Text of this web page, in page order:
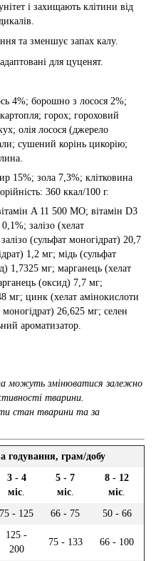
і захищають клітини від
та зменшує запах калу.
для цуценят.
4%; борошно з лосося 2%;
горох; гороховий
олія лосося (джерело
сушений корінь цикорію;
15%; зола 7,3%; клітковина
360 ккал/100 г.
A 11 500 МО; вітамін D3
залізо (хелат
(сульфат моногідрат) 20,7
1,2 мг; мідь (сульфат
1,7325 мг; марганець (хелат
(оксид) 7,7 мг;
мг; цинк (хелат амінокислоти
26,625 мг; селен
ароматизатор.
можуть змінюватися залежно
тварини.
стан тварини та за
годування, грам/добу
3 - 4
міс
5 - 7
міс.
8 - 12
міс
75 - 125 66 - 75 50 - 66
125 -
200
75 - 133 66 - 100